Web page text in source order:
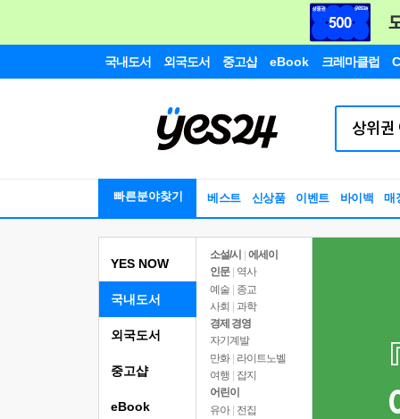
국내도서 외국도서 중고샵 eBook 크레마클럽
빠른분야찾기 베스트 신상품 이벤트 바이백 매
YES NOW
국내도서
소설/시
에세이
인문
역사
예술 | 종교
사회 | 과학
경제 경영
자기계발
만화 | 라이트노벨
여행
잡지
어린이
유아 | 전집
외국도서
중고샵
eBook